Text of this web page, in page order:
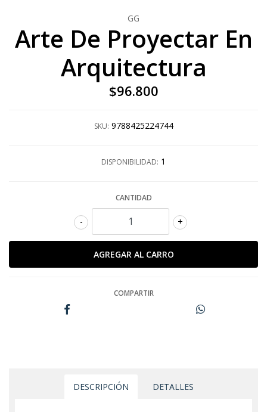
GG
Arte De Proyectar En
Arquitectura
$96.800
SKU: 9788425224744
DISPONIBILIDAD: 1
CANTIDAD
+
-
COMPARTIR
DESCRIPCIÓN DETALLES